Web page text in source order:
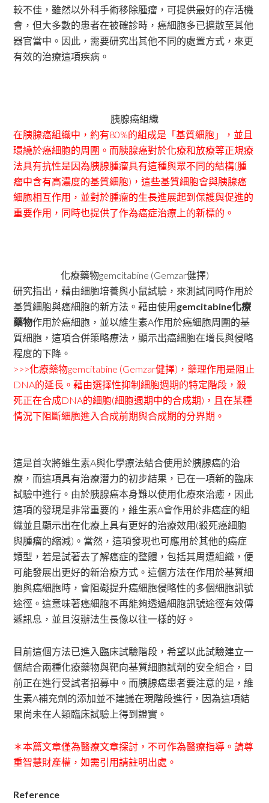
較不佳，雖然以外科手術移除腫瘤，可提供最好的存活機
會，但大多數的患者在被確診時，癌細胞多已擴散至其他
器官當中。因此，需要研究出其他不同的處置方式，來更
有效的治療這項疾病。
胰腺癌組織
在胰腺癌組織中，約有80%的組成是「基質細胞」，並且
環繞於癌細胞的周圍。而胰腺癌對於化療和放療等正規療
法具有抗性是因為胰腺腫瘤具有這種與眾不同的結構(腫
瘤中含有高濃度的基質細胞)，這些基質細胞會與胰腺癌
細胞相互作用，並對於腫瘤的生長進展起到保護與促進的
重要作用，同時也提供了作為癌症治療上的新標的。
化療藥物gemcitabine (Gemzar健擇)
研究指出，藉由細胞培養與小鼠試驗，來測試同時作用於
基質細胞與癌細胞的新方法。藉由使用gemcitabine化療
藥物作用於癌細胞，並以維生素A作用於癌細胞周圍的基
質細胞，這項合併策略療法，顯示出癌細胞在增長與侵略
程度的下降。
>>>化療藥物gemcitabine (Gemzar健擇)，藥理作用是阻止
DNA的延長。藉由選擇性抑制細胞週期的特定階段，殺
死正在合成DNA的細胞(細胞週期中的合成期)，且在某種
情況下阻斷細胞進入合成前期與合成期的分界期。
這是首次將維生素A與化學療法結合使用於胰腺癌的治
療，而這項具有治療潛力的初步結果，已在一項新的臨床
試驗中進行。由於胰腺癌本身難以使用化療來治癒，因此
這項的發現是非常重要的，維生素A會作用於非癌症的組
織並且顯示出在化療上具有更好的治療效用(殺死癌細胞
與腫瘤的縮減)。當然，這項發現也可應用於其他的癌症
類型，若是試著去了解癌症的整體，包括其周遭組織，便
可能發展出更好的新治療方式。這個方法在作用於基質細
胞與癌細胞時，會阻礙提升癌細胞侵略性的多個細胞訊號
途徑。這意味著癌細胞不再能夠透過細胞訊號途徑有效傳
遞訊息，並且沒辦法生長像以往一樣的好。
目前這個方法已進入臨床試驗階段，希望以此試驗建立一
個結合兩種化療藥物與靶向基質細胞試劑的安全組合，目
前正在進行受試者招募中。而胰腺癌患者要注意的是，維
生素A補充劑的添加並不建議在現階段進行，因為這項結
果尚未在人類臨床試驗上得到證實。
＊本篇文章僅為醫療文章探討，不可作為醫療指導。請尊
重智慧財產權，如需引用請註明出處。
Reference